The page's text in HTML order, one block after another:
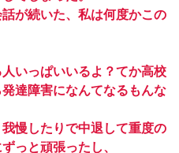
が続いた、私は何度かこの
いっぱいいるよ？てか高校
達障害になんてなるもんな
慢したりで中退して重度の
っと頑張ったし、